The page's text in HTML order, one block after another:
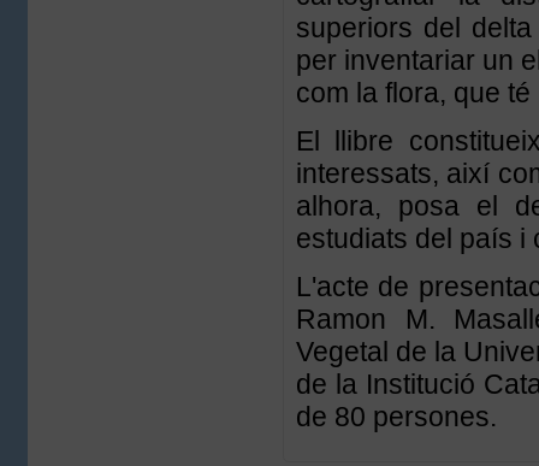
superiors del
per inventariar un
com la flora, que
El llibre
interessats, així
alhora, posa el
estudiats del país
L'acte de
Ramon M.
Vegetal de la
de la Institució
de 80 persones.